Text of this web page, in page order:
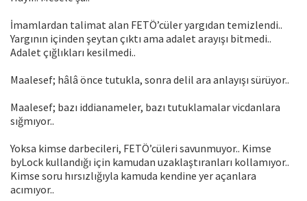
İmamlardan talimat alan FETÖ’cüler yargıdan temizlendi..
Yargının içinden şeytan çıktı ama adalet arayışı bitmedi..
Adalet çığlıkları kesilmedi..
Maalesef; hâlâ önce tutukla, sonra delil ara anlayışı sürüyor..
Maalesef; bazı iddianameler, bazı tutuklamalar vicdanlara
sığmıyor..
Yoksa kimse darbecileri, FETÖ’cüleri savunmuyor.. Kimse
byLock kullandığı için kamudan uzaklaştıranları kollamıyor..
Kimse soru hırsızlığıyla kamuda kendine yer açanlara
acımıyor..